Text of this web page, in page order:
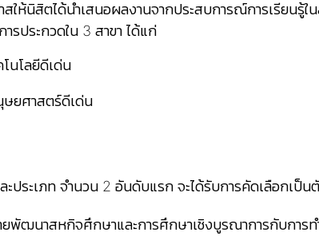
สให้นิสิตได้นำเสนอผลงานจากประสบการณ์การเรียน
รประกวดใน 3 สาขา ได้แก่
โนโลยีดีเด่น
ษยศาสตร์ดีเด่น
ระเภท จำนวน 2 อันดับแรก จะได้รับการคัดเลือกเป็
ยพัฒนาสหกิจศึกษาและการศึกษาเชิงบูรณาการกับการ